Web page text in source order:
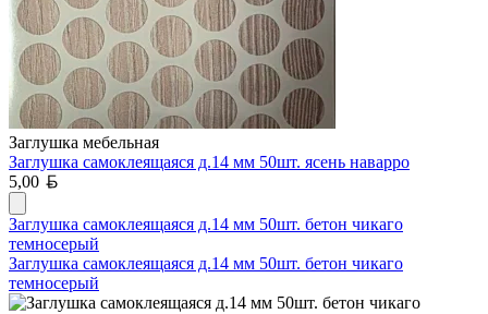
Заглушка мебельная
Заглушка самоклеящаяся д.14 мм 50шт. ясень наварро
5,00
Заглушка самоклеящаяся д.14 мм 50шт. бетон чикаго
темносерый
Заглушка самоклеящаяся д.14 мм 50шт. бетон чикаго
темносерый